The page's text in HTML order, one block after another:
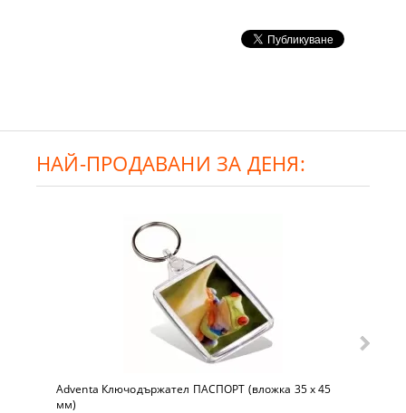
НАЙ-ПРОДАВАНИ ЗА ДЕНЯ:
Adventa Ключодържател ПАСПОРТ (вложка 35 x 45
мм)